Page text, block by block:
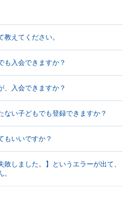
えてください。
も入会できますか？
、入会できますか？
ない子どもでも登録できますか？
もいいですか？
敗しました。】というエラーが出て、